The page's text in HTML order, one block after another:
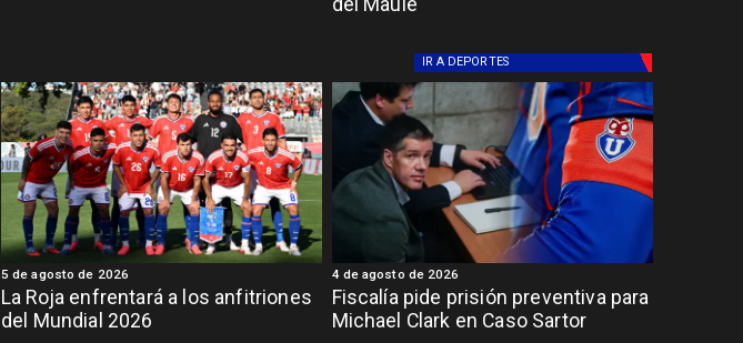
IR A DEPORTES
La Roja enfrentará a los anfitriones
del Mundial 2026
5 de agosto de 2026
Fiscalía pide prisión preventiva para
Michael Clark en Caso Sartor
4 de agosto de 2026